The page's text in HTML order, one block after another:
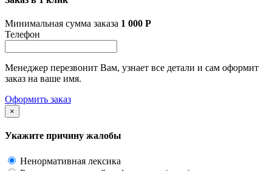
Минимальная сумма заказа 1 000 Р
Телефон
Менеджер перезвонит Вам, узнает все детали и сам оформит
заказ на ваше имя.
Оформить заказ
×
Укажите причину жалобы
Ненормативная лексика